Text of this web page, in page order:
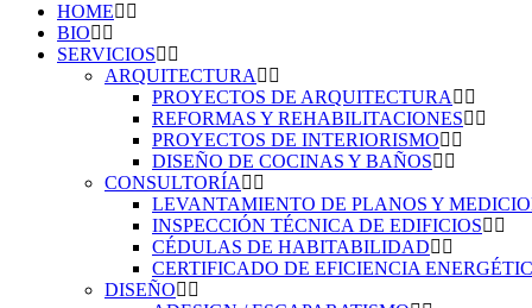
HOME
BIO
SERVICIOS
ARQUITECTURA
PROYECTOS DE ARQUITECTURA
REFORMAS Y REHABILITACIONES
PROYECTOS DE INTERIORISMO
DISEÑO DE COCINAS Y BAÑOS
CONSULTORÍA
LEVANTAMIENTO DE PLANOS Y
INSPECCIÓN TÉCNICA DE EDIFICIOS
CÉDULAS DE HABITABILIDAD
CERTIFICADO DE EFICIENCIA
DISEÑO